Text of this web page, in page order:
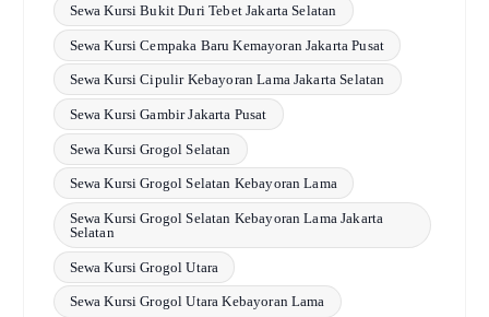
Sewa Kursi Bukit Duri Tebet Jakarta Selatan
Sewa Kursi Cempaka Baru Kemayoran Jakarta Pusat
Sewa Kursi Cipulir Kebayoran Lama Jakarta Selatan
Sewa Kursi Gambir Jakarta Pusat
Sewa Kursi Grogol Selatan
Sewa Kursi Grogol Selatan Kebayoran Lama
Sewa Kursi Grogol Selatan Kebayoran Lama Jakarta
Selatan
Sewa Kursi Grogol Utara
Sewa Kursi Grogol Utara Kebayoran Lama